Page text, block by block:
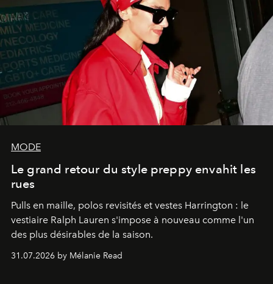
MODE
Le grand retour du style preppy envahit les
rues
Pulls en maille, polos revisités et vestes Harrington : le
vestiaire Ralph Lauren s'impose à nouveau comme l'un
des plus désirables de la saison.
31.07.2026 by Mélanie Read